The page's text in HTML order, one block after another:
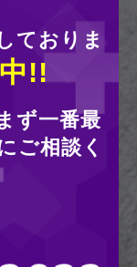
ておりま
!!
ず一番最
ご相談く